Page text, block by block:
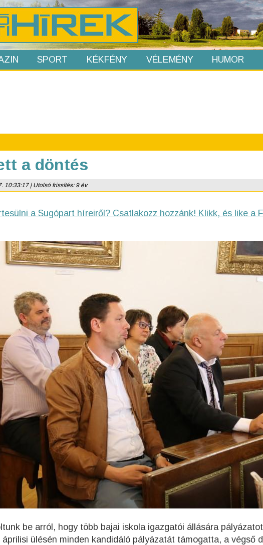
SPORT KÉKFÉNY VÉLEMÉNY HUMOR
a döntés
10:33:17 | Utolsó frissítés: 9 év
a Sugópart híreiről? Csatlakozz hozzánk! Klikk, és like a
be arról, hogy több bajai iskola igazgatói állására
ülésén minden kandidáló pályázatát támogatta, a végső